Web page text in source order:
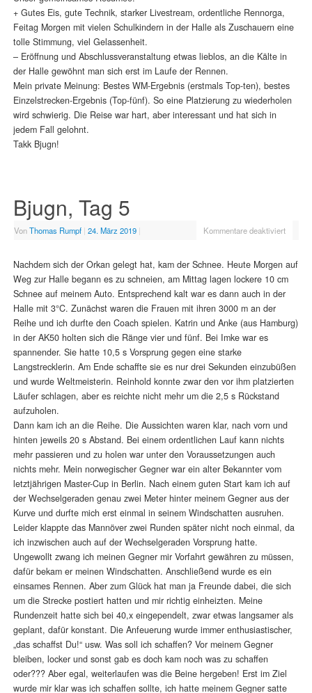
+ Gutes Eis, gute Technik, starker Livestream, ordentliche Rennorga,
Feitag Morgen mit vielen Schulkindern in der Halle als Zuschauern eine
tolle Stimmung, viel Gelassenheit.
– Eröffnung und Abschlussveranstaltung etwas lieblos, an die Kälte in
der Halle gewöhnt man sich erst im Laufe der Rennen.
Mein private Meinung: Bestes WM-Ergebnis (erstmals Top-ten), bestes
Einzelstrecken-Ergebnis (Top-fünf). So eine Platzierung zu wiederholen
wird schwierig. Die Reise war hart, aber interessant und hat sich in
jedem Fall gelohnt.
Takk Bjugn!
Bjugn, Tag 5
VonThomas Rumpf | 24. März 2019 | Kommentare deaktiviert
Nachdem sich der Orkan gelegt hat, kam der Schnee. Heute Morgen auf
Weg zur Halle begann es zu schneien, am Mittag lagen lockere 10 cm
Schnee auf meinem Auto. Entsprechend kalt war es dann auch in der
Halle mit 3°C. Zunächst waren die Frauen mit ihren 3000 m an der
Reihe und ich durfte den Coach spielen. Katrin und Anke (aus Hamburg)
in der AK50 holten sich die Ränge vier und fünf. Bei Imke war es
spannender. Sie hatte 10,5 s Vorsprung gegen eine starke
Langstrecklerin. Am Ende schaffte sie es nur drei Sekunden einzubüßen
und wurde Weltmeisterin. Reinhold konnte zwar den vor ihm platzierten
Läufer schlagen, aber es reichte nicht mehr um die 2,5 s Rückstand
aufzuholen.
Dann kam ich an die Reihe. Die Aussichten waren klar, nach vorn und
hinten jeweils 20 s Abstand. Bei einem ordentlichen Lauf kann nichts
mehr passieren und zu holen war unter den Voraussetzungen auch
nichts mehr. Mein norwegischer Gegner war ein alter Bekannter vom
letztjährigen Master-Cup in Berlin. Nach einem guten Start kam ich auf
der Wechselgeraden genau zwei Meter hinter meinem Gegner aus der
Kurve und durfte mich erst einmal in seinem Windschatten ausruhen.
Leider klappte das Mannöver zwei Runden später nicht noch einmal, da
ich inzwischen auch auf der Wechselgeraden Vorsprung hatte.
Ungewollt zwang ich meinen Gegner mir Vorfahrt gewähren zu müssen,
dafür bekam er meinen Windschatten. Anschließend wurde es ein
einsames Rennen. Aber zum Glück hat man ja Freunde dabei, die sich
um die Strecke postiert hatten und mir richtig einheizten. Meine
Rundenzeit hatte sich bei 40,x eingependelt, zwar etwas langsamer als
geplant, dafür konstant. Die Anfeuerung wurde immer enthusiastischer,
„das schaffst Du!“ usw. Was soll ich schaffen? Vor meinem Gegner
bleiben, locker und sonst gab es doch kam noch was zu schaffen
oder??? Aber egal, weiterlaufen was die Beine hergeben! Erst im Ziel
wurde mir klar was ich schaffen sollte, ich hatte meinem Gegner satte